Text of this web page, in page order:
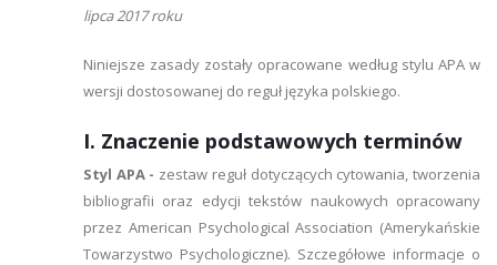
lipca 2017 roku
Niniejsze zasady zostały opracowane według stylu APA w
wersji dostosowanej do reguł języka polskiego.
I. Znaczenie podstawowych terminów
Styl APA - zestaw reguł dotyczących cytowania, tworzenia
bibliografii oraz edycji tekstów naukowych opracowany
przez American Psychological Association (Amerykańskie
Towarzystwo Psychologiczne). Szczegółowe informacje o